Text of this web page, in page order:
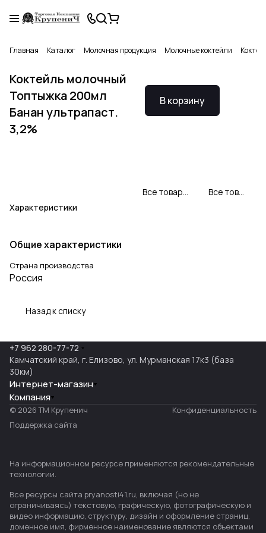
Главная Каталог Молочная продукция Молочные коктейли
Коктейль молочный
Топтыжка 200мл
Банан ультрапаст.
3,2%
Характеристики
В корзину
Все товары ОАО "Милком" Все товары категории
Общие характеристики
Страна производства
Россия
Назад к списку
+7 962 280-77-72
Камчатский край, г. Елизово, ул. Мурманская 17к3 (база
30км)
Интернет-магазин
Компания
© 2026 ТМ Крупенич
Конфиденциальность
Поддержка сайта
На информационном ресурсе применяются рекомендательные
технологии.
Все ресурсы сайта pryanosti41.ru, включая (но не
ограничиваясь) текстовую, графическую, фотографическую и
видео информацию, структуру, дизайн и оформление страниц,
доменное имя, фирменное наименование являются объектами